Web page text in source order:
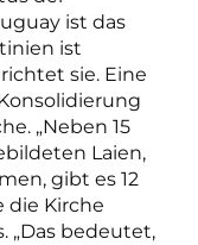
ist das
ist
sie. Eine
„Neben 15
Laien,
gibt es 12
die Kirche
„Das bedeutet,